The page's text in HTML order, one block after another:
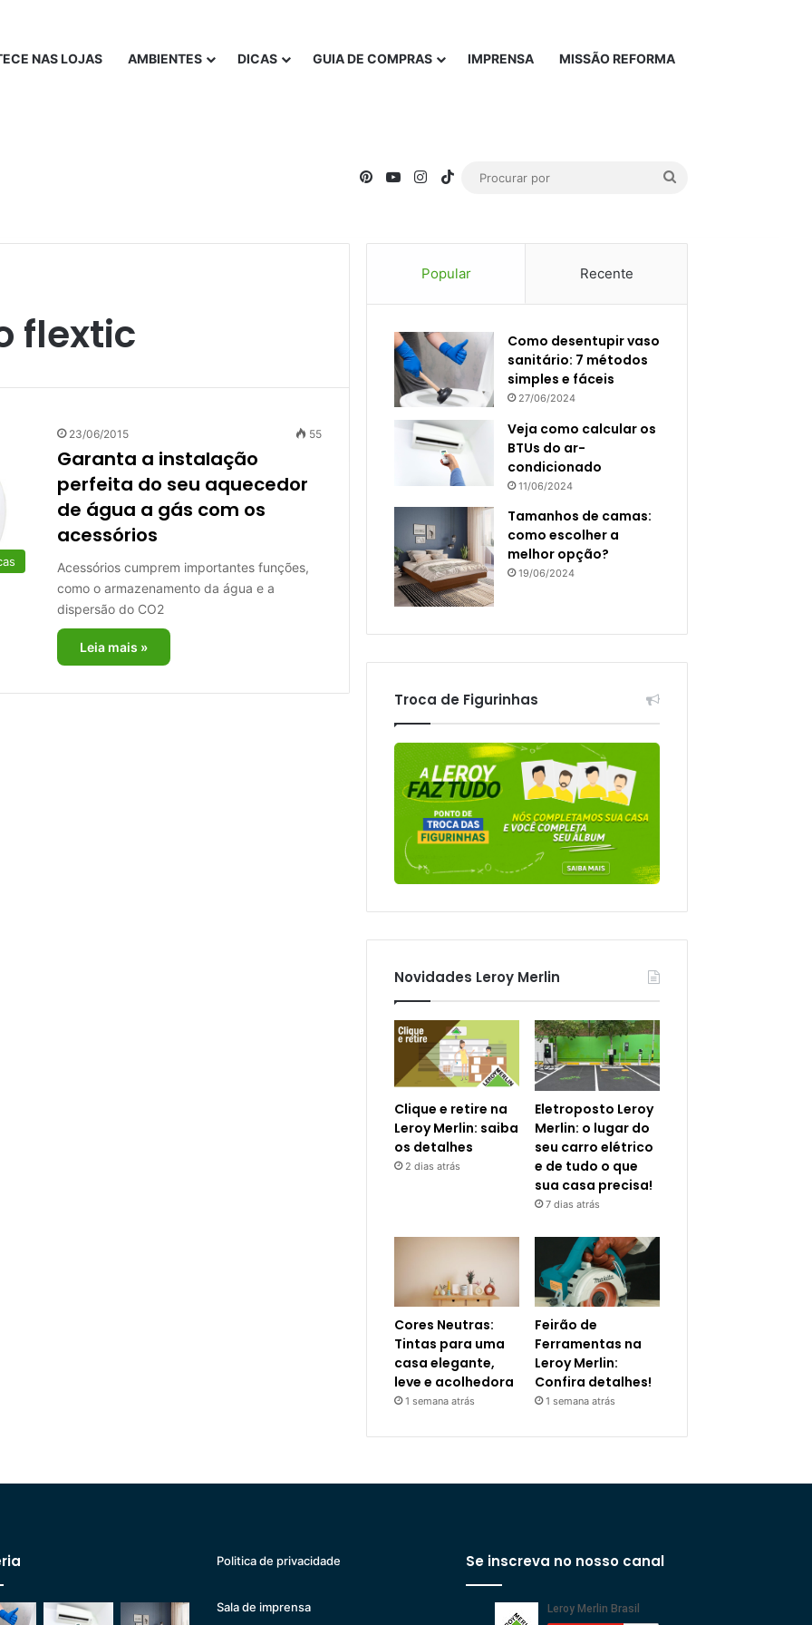
NAS LOJAS AMBIENTES DICAS GUIA DE COMPRAS IMPRENSA MISSÃO REFORMA
PinterestYouTubeInstagram
TikTok
flextic
23/06/2015 55
Garanta a instalação
perfeita do seu aquecedor
de água a gás com os
acessórios
Acessórios cumprem importantes funções,
como o armazenamento da água e a
dispersão do CO2
Leia mais »
Popular Recente
Como desentupir vaso
sanitário: 7 métodos
simples e fáceis
27/06/2024
Veja como calcular os
BTUs do ar-
condicionado
11/06/2024
Tamanhos de camas:
como escolher a
melhor opção?
19/06/2024
Troca de Figurinhas
Novidades Leroy Merlin
Clique e retire na
Leroy Merlin: saiba
os detalhes
2 dias atrás
Eletroposto Leroy
Merlin: o lugar do
seu carro elétrico
e de tudo o que
sua casa precisa!
7 dias atrás
Cores Neutras:
Tintas para uma
casa elegante,
leve e acolhedora
1 semana atrás
Feirão de
Ferramentas na
Leroy Merlin:
Confira detalhes!
1 semana atrás
Politica de privacidade
Sala de imprensa
Se inscreva no nosso canal